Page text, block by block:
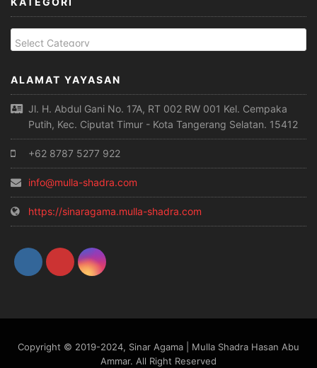
ALAMAT YAYASAN
Jl. H. Abdul Gani No. 17A, RT 002 RW 001 Kel. Cempaka
Putih, Kec. Ciputat Timur - Kota Tangerang Selatan. 15412
+62 8787 5277 922
info@mulla-shadra.com
https://sinaragama.mulla-shadra.com
Copyright © 2019-2024, Sinar Agama | Mulla Shadra Hasan Abu
Ammar. All Right Reserved